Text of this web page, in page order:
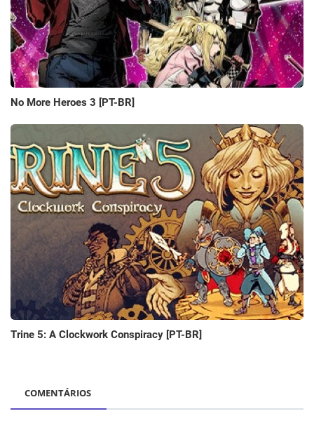
No More Heroes 3 [PT-BR]
Trine 5: A Clockwork Conspiracy [PT-BR]
COMENTÁRIOS